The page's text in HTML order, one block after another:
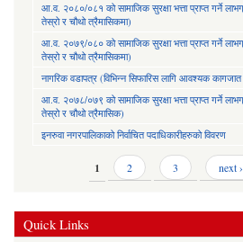
आ.व. २०८०/०८१ को सामाजिक सुरक्षा भत्ता प्राप्त गर्ने
तेस्रो र चौथो त्रैमासिकमा)
आ.व. २०७९/०८० को सामाजिक सुरक्षा भत्ता प्राप्त गर्ने
तेस्रो र चौथो त्रैमासिकमा)
नागरिक वडापत्र (विभिन्न सिफारिस लागि आवश्यक कागजात
आ.व. २०७८/०७९ को सामाजिक सुरक्षा भत्ता प्राप्त गर्ने
तेस्रो र चौथो त्रैमासिक)
इनरुवा नगरपालिकाको निर्वाचित पदाधिकारीहरुको विवरण
1 2 3 next ›
Quick Links